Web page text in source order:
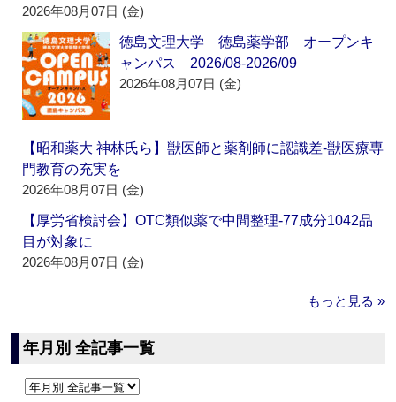
2026年08月07日 (金)
徳島文理大学 徳島薬学部 オープンキ
ャンパス 2026/08-2026/09
2026年08月07日 (金)
【昭和薬大 神林氏ら】獣医師と薬剤師に認識差‐獣医療専
門教育の充実を
2026年08月07日 (金)
【厚労省検討会】OTC類似薬で中間整理‐77成分1042品
目が対象に
2026年08月07日 (金)
もっと見る »
年月別 全記事一覧